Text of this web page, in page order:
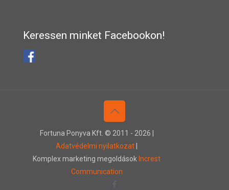
Keressen minket Facebookon!
Fortuna Ponyva Kft. © 2011 - 2026 |
Adatvédelmi nyilatkozat
Komplex marketing megoldások Increst
Communication